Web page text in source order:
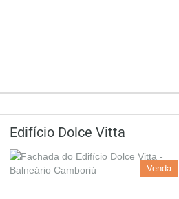
Edifício Dolce Vitta
Venda